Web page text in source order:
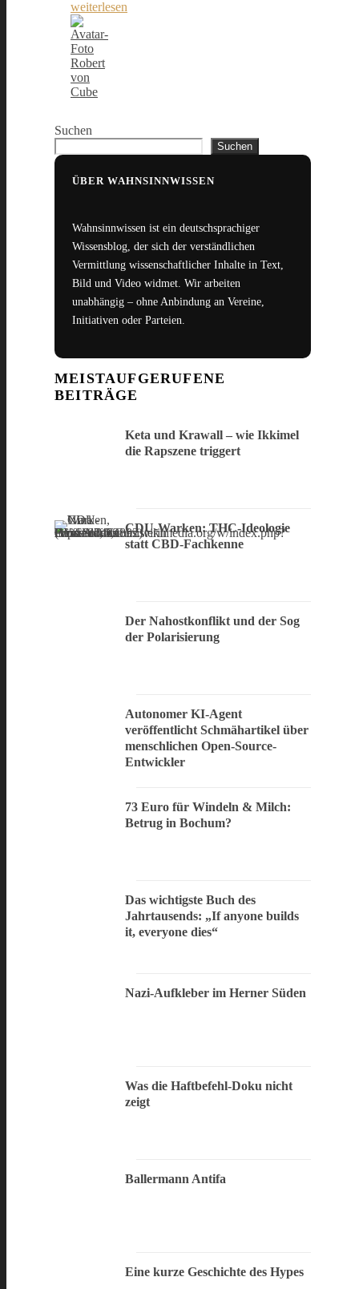
weiterlesen
Robert
von
Cube
Suchen
Suchen
ÜBER WAHNSINNWISSEN
Wahnsinnwissen ist ein deutschsprachiger
Wissensblog, der sich der verständlichen
Vermittlung wissenschaftlicher Inhalte in Text,
Bild und Video widmet. Wir arbeiten
unabhängig – ohne Anbindung an Vereine,
Initiativen oder Parteien.
MEISTAUFGERUFENE
BEITRÄGE
Keta und Krawall – wie Ikkimel
die Rapszene triggert
CDU-Warken: THC-Ideologie
statt CBD-Fachkenne
Der Nahostkonflikt und der Sog
der Polarisierung
Autonomer KI-Agent
veröffentlicht Schmähartikel über
menschlichen Open-Source-
Entwickler
73 Euro für Windeln & Milch:
Betrug in Bochum?
Das wichtigste Buch des
Jahrtausends: „If anyone builds
it, everyone dies“
Nazi-Aufkleber im Herner Süden
Was die Haftbefehl-Doku nicht
zeigt
Ballermann Antifa
Eine kurze Geschichte des Hypes